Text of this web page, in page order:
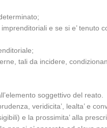
e se si e’ tenuto
tali da incidere,
soggettivo del reato.
veridicita’, lealta’ e
e la prossimita’ alla